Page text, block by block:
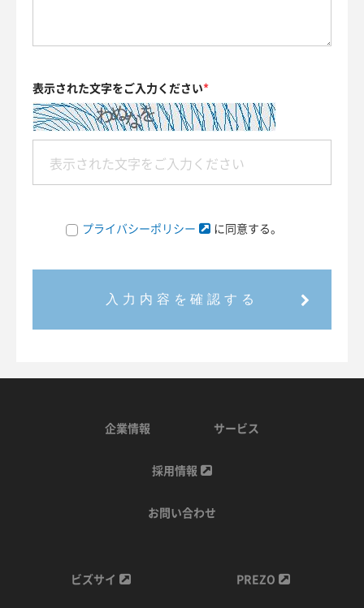
表示された文字をご入力ください
プライバシーポリシー に同意する。
入力内容を確認する
企業情報 サービス
採用情報
お問い合わせ
ビズサイ PREZO